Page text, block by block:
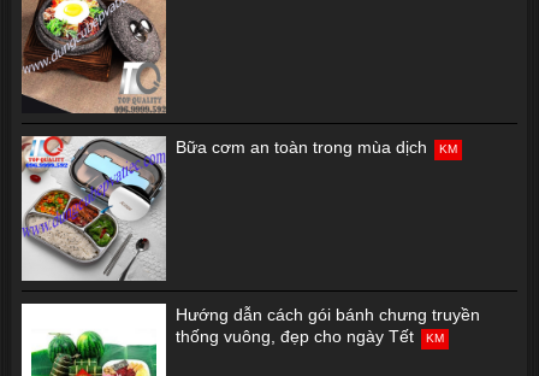
Bữa cơm an toàn trong mùa dịch KM
Hướng dẫn cách gói bánh chưng truyền
thống vuông, đẹp cho ngày Tết
KM